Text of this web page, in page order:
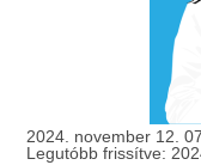
2024. november 12.
Legutóbb frissítve: